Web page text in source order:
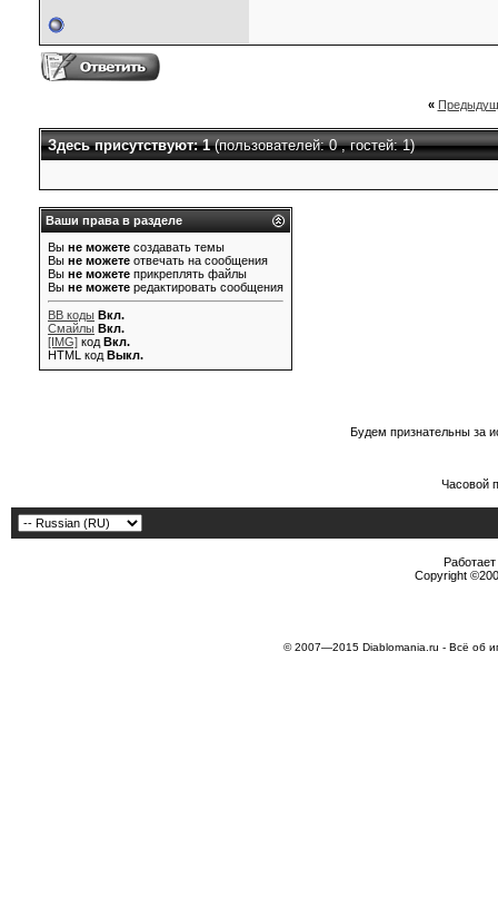
«
Здесь присутствуют: 1(пользователей: 0 , гостей: 1)
Ваши права в разделе
Вы не можете создавать темы
Вы не можете отвечать на сообщения
Вы не можете прикреплять файлы
Вы не можете редактировать сообщения
BB коды Вкл.
Смайлы Вкл.
[IMG] код Вкл.
HTML код Выкл.
Будем признательны за
Часовой
Copyright
© 2007—2015 Diablomania.ru - Всё об